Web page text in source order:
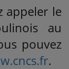
appeler le
au
pouvez
.